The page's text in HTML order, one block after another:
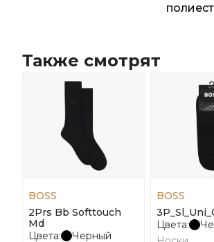
Также смотрят
BOSS
2Prs Bb Softtouch
Md
Цвета:
Черный
BOSS
Цвета: